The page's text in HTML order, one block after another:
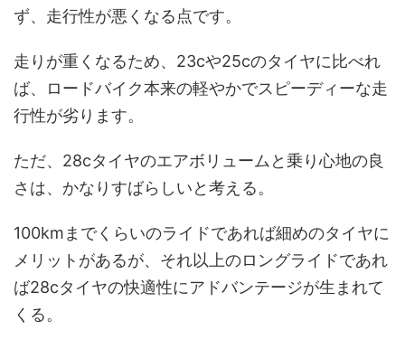
ず、走行性が悪くなる点です。
走りが重くなるため、23cや25cのタイヤに比べれ
ば、ロードバイク本来の軽やかでスピーディーな走
行性が劣ります。
ただ、28cタイヤのエアボリュームと乗り心地の良
さは、かなりすばらしいと考える。
100kmまでくらいのライドであれば細めのタイヤに
メリットがあるが、それ以上のロングライドであれ
ば28cタイヤの快適性にアドバンテージが生まれて
くる。